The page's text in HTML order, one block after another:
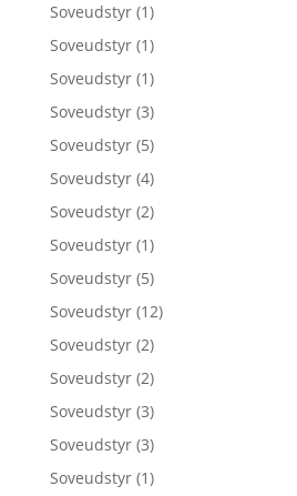
Soveudstyr (1)
Soveudstyr (1)
Soveudstyr (1)
Soveudstyr (3)
Soveudstyr (5)
Soveudstyr (4)
Soveudstyr (2)
Soveudstyr (1)
Soveudstyr (5)
Soveudstyr (12)
Soveudstyr (2)
Soveudstyr (2)
Soveudstyr (3)
Soveudstyr (3)
Soveudstyr (1)